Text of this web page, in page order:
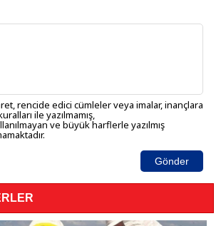
rencide edici cümleler veya imalar, inançlara
ile yazılmamış,
ve büyük harflerle yazılmış
Gönder